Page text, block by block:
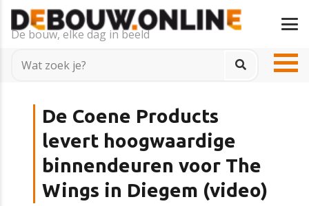
De bouw, elke dag in beeld
De Coene Products
levert hoogwaardige
binnendeuren voor The
Wings in Diegem (video)